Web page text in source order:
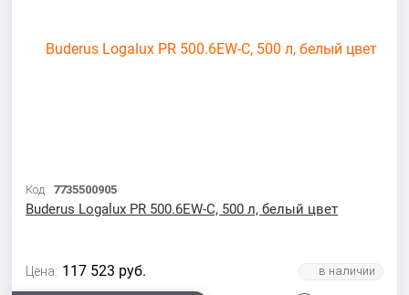
Код: 7735500905
Buderus Logalux PR 500.6EW-С, 500 л, белый цвет
Цена: 117 523 руб.